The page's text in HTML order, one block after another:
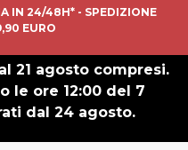
IN 24/48H* - SPEDIZIONE
EURO
al 21 agosto compresi.
le ore 12:00 del 7
dal 24 agosto.